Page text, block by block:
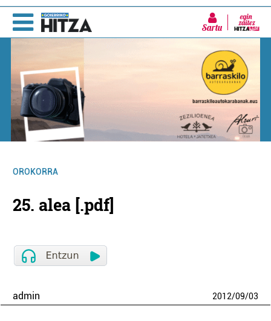
Sartu
OROKORRA
25. alea [.pdf]
admin 2012/09/03